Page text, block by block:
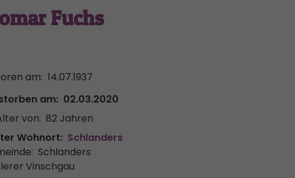
Fuchs
am: 14.07.1937
am: 02.03.2020
von: 82 Jahren
Wohnort: Schlanders
Schlanders
Vinschgau